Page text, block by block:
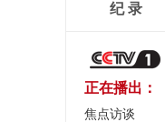
纪 录
正在播出：
焦点访谈